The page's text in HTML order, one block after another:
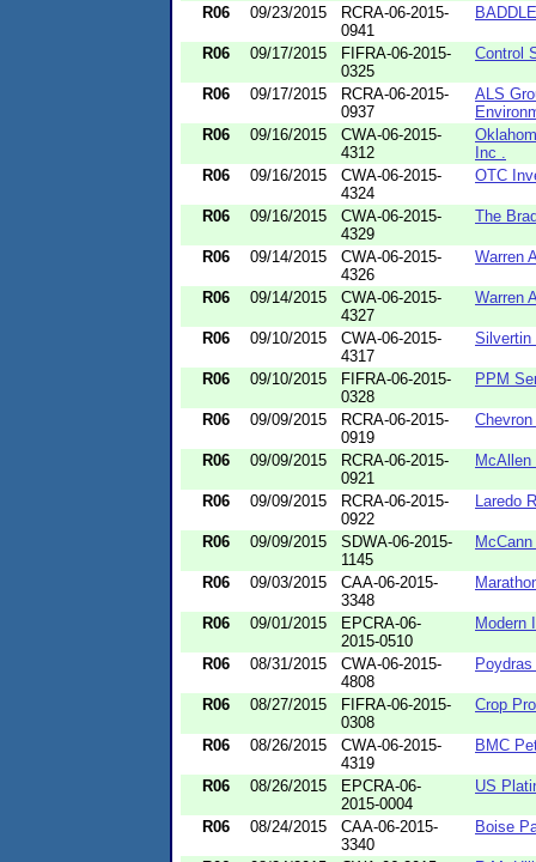
R06 09/23/2015
RCRA-06-2015-
0941
R06 09/17/2015
FIFRA-06-2015-
0325
Control
R06 09/17/2015
RCRA-06-2015-
0937
ALS
R06
09/16/2015
CWA-06-2015-
4312
Inc .
R06
09/16/2015
CWA-06-2015-
4324
OTC
R06 09/16/2015
CWA-06-2015-
4329
The
R06 09/14/2015
CWA-06-2015-
4326
Warren
R06 09/14/2015
CWA-06-2015-
4327
Warren
R06 09/10/2015
CWA-06-2015-
4317
Silvertin
R06 09/10/2015
FIFRA-06-2015-
0328
PPM
R06 09/09/2015
RCRA-06-2015-
0919
R06 09/09/2015
RCRA-06-2015-
0921
McAllen
R06 09/09/2015
RCRA-06-2015-
0922
Laredo
R06 09/09/2015
SDWA-06-2015-
1145
R06 09/03/2015
CAA-06-2015-
3348
R06 09/01/2015
EPCRA-06-
2015-0510
Modern
R06 08/31/2015
CWA-06-2015-
4808
R06 08/27/2015
FIFRA-06-2015-
0308
Crop
R06 08/26/2015
CWA-06-2015-
4319
BMC
R06 08/26/2015
EPCRA-06-
2015-0004
US
R06 08/24/2015
CAA-06-2015-
3340
Boise